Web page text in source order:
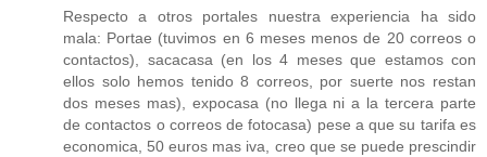
Respecto a otros portales nuestra experiencia ha sido
mala: Portae (tuvimos en 6 meses menos de 20 correos o
contactos), sacacasa (en los 4 meses que estamos con
ellos solo hemos tenido 8 correos, por suerte nos restan
dos meses mas), expocasa (no llega ni a la tercera parte
de contactos o correos de fotocasa) pese a que su tarifa es
economica, 50 euros mas iva, creo que se puede prescindir